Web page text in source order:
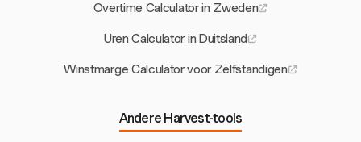
Overtime Calculator in Zweden
Uren Calculator in Duitsland
Winstmarge Calculator voor Zelfstandigen
Andere Harvest-tools